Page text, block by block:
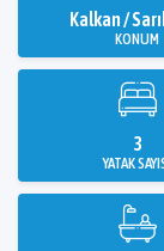
Kalkan /
KONUM
3
YATAK